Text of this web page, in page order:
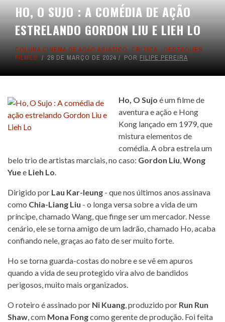
HO, O SUJO : A COMÉDIA DE AÇÃO
ESTRELANDO GORDON LIU E LIEH LO
COLUNA CINEMA DE AÇÃO ASIÁTICO, CRÍTICA , DESTAQUES ,
FILMES
28 DE MARÇO DE 2024 POR FILIPE PEREIRA
Ho, O Sujo é um filme de
aventura e ação e Hong
Kong lançado em 1979, que
mistura elementos de
comédia. A obra estrela um
belo trio de artistas marciais, no caso: Gordon Liu,Wong
Yuee Lieh Lo.
Dirigido por Lau Kar-leung - que nos últimos anos assinava
como Chia-Liang Liu - o longa versa sobre a vida de um
príncipe, chamado Wang, que finge ser um mercador. Nesse
cenário, ele se torna amigo de um ladrão, chamado Ho, acaba
confiando nele, graças ao fato de ser muito forte.
Ho se torna guarda-costas do nobre e se vê em apuros
quando a vida de seu protegido vira alvo de bandidos
perigosos, muito mais organizados.
O roteiro é assinado por Ni Kuang, produzido por Run Run
Shaw, com Mona Fongcomo gerente de produção. Foi feita